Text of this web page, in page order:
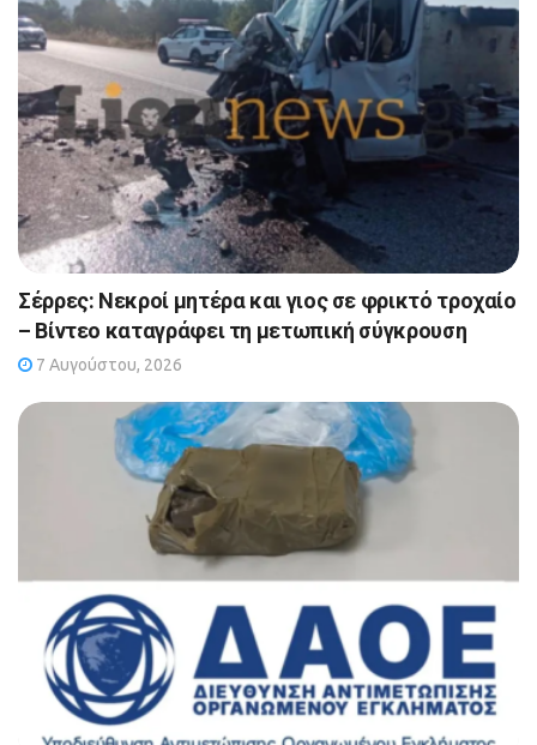
Σέρρες: Νεκροί μητέρα και γιος σε φρικτό τροχαίο
– Βίντεο καταγράφει τη μετωπική σύγκρουση
7 Αυγούστου, 2026